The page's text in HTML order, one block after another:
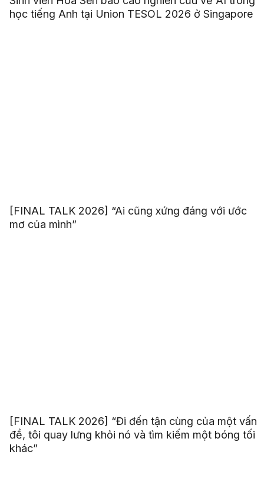
học tiếng Anh tại Union TESOL 2026 ở Singapore
[FINAL TALK 2026] “Ai cũng xứng đáng với ước
mơ của mình”
[FINAL TALK 2026] “Đi đến tận cùng của một vấn
đề, tôi quay lưng khỏi nó và tìm kiếm một bóng tối
khác”